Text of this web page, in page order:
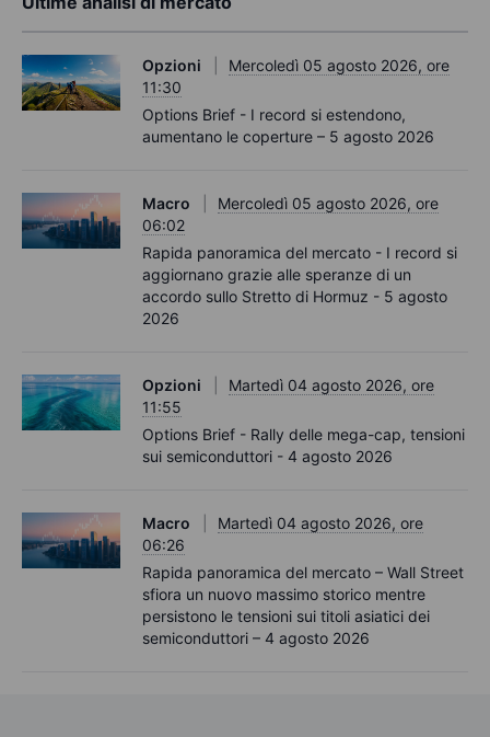
Opzioni
Mercoledì 05 agosto 2026, ore
11:30
Options Brief - I record si estendono,
aumentano le coperture – 5 agosto 2026
Macro
Mercoledì 05 agosto 2026, ore
06:02
Rapida panoramica del mercato - I record si
aggiornano grazie alle speranze di un
accordo sullo Stretto di Hormuz - 5 agosto
2026
Opzioni
Martedì 04 agosto 2026, ore
11:55
Options Brief - Rally delle mega-cap, tensioni
sui semiconduttori - 4 agosto 2026
Macro
Martedì 04 agosto 2026, ore
06:26
Rapida panoramica del mercato – Wall Street
sfiora un nuovo massimo storico mentre
persistono le tensioni sui titoli asiatici dei
semiconduttori – 4 agosto 2026